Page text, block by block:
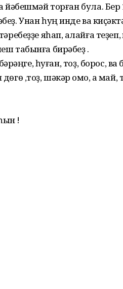
йәбешмәй торған була. Бер
Унан һуң инде ваҡ
яһап, ҡалайға
табынға бирәбеҙ .
һуған, тоҙ, борос,
,тоҙ, шәкәр ҡомо, аҡ
!